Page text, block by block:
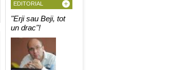
EDITORIAL
"Erji sau Beji, tot
un drac"!